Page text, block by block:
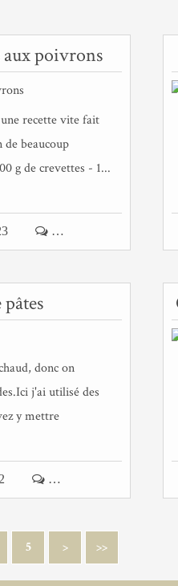
aux poivrons
recette vite fait
de beaucoup
g de crevettes - 1...
 …
pâtes
donc on
j'ai utilisé des
y mettre
 …
5 > >>